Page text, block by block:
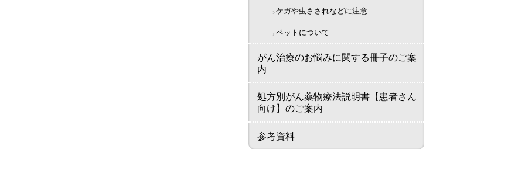
ケガや虫さされなどに注意
ペットについて
がん治療のお悩みに関する冊子のご案
内
処方別がん薬物療法説明書【患者さん
向け】のご案内
参考資料